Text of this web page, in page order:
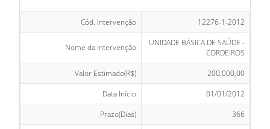
Cód. Intervenção 12276-1-2012
Nome da Intervenção
UNIDADE BÁSICA DE SAÚDE -
CORDEIROS
Valor Estimado(R$)
200.000,00
Data Início
01/01/2012
Prazo(Dias)
366